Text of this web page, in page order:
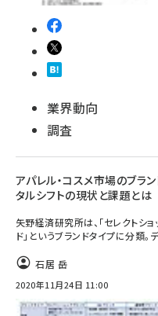
業界動向
調査
アパレル・コスメ市場のブラ
タルシフトの現状と課題とは
矢野経済研究所は、「セレクトショ
ド」というブランドタイプに分類
石居 岳
2020年11月24日 11:00